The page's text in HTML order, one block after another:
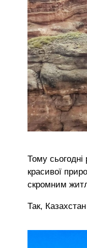
Тому
красивої
скромним
Так,